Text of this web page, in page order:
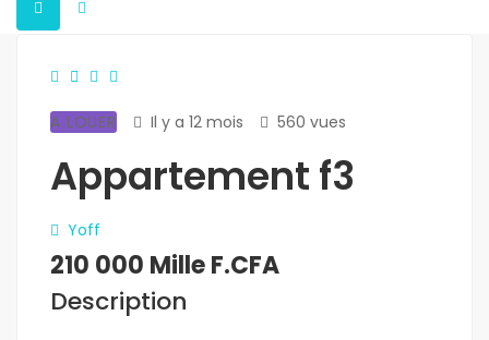
A LOUER Il y a 12 mois 560 vues
Appartement f3
Yoff
210 000 Mille F.CFA
Description